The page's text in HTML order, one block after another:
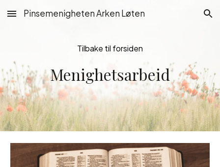
Skip to main content Skip to navigation
Pinsemenigheten Arken Løten
Tilbake til forsiden
Menighetsarbeid